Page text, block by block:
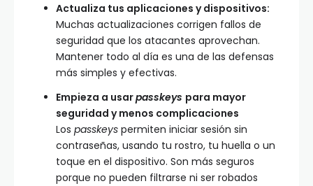
Actualiza tus aplicaciones y dispositivos:
Muchas actualizaciones corrigen fallos de
seguridad que los atacantes aprovechan.
Mantener todo al día es una de las defensas
más simples y efectivas.
Empieza a usarpasskeys para mayor
seguridad y menos complicaciones
Los passkeys permiten iniciar sesión sin
contraseñas, usando tu rostro, tu huella o un
toque en el dispositivo. Son más seguros
porque no pueden filtrarse ni ser robados